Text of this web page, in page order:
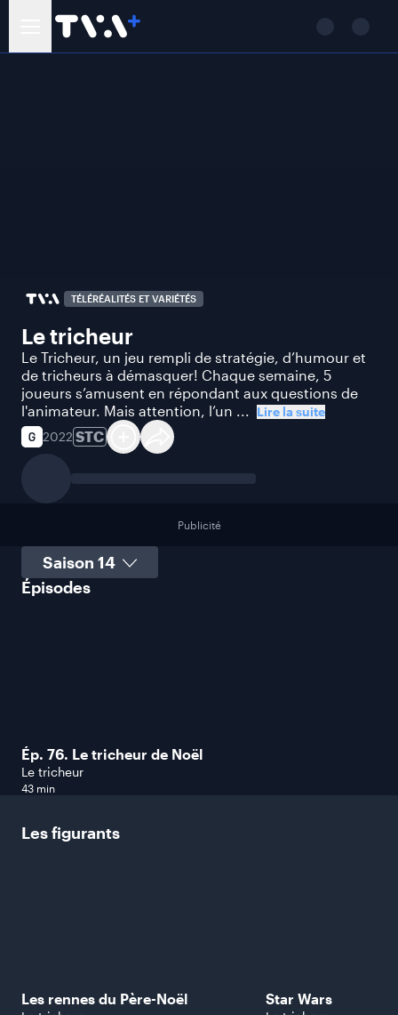
TÉLÉRÉALITÉS ET VARIÉTÉS
Le tricheur
Le Tricheur, un jeu rempli de stratégie, d’humour et
de tricheurs à démasquer! Chaque semaine, 5
joueurs s’amusent en répondant aux questions de
l'animateur. Mais attention, l’un ... Lire la suite
2022 STC
Publicité
Sélectionner une saison
Épisodes
Ép. 76. Le tricheur de Noël
Le tricheur
43 min
Lesfigurants
Les rennes du Père-Noël Star Wars